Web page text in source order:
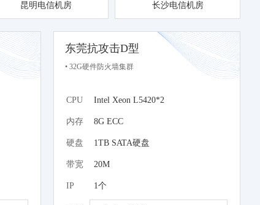
昆明电信机房 长沙电信机房
东莞抗攻击D型
• 32G硬件防火墙集群
CPU Intel Xeon L5420*2
内存 8G ECC
硬盘 1TB SATA硬盘
带宽 20M
IP 1个